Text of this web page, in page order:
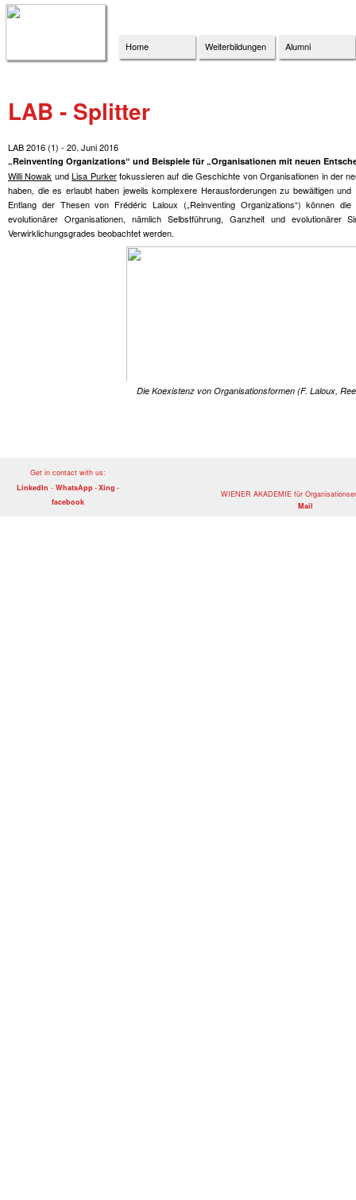
Home Weiterbildungen Alumni
LAB - Splitter
LAB 2016 (1) - 20. Juni 2016
„Reinventing Organizations“ und Beispiele für „Organisationen mit neuen
Willi Nowak undLisa Purkerfokussieren auf die Geschichte von Organisationen in der
haben, die es erlaubt haben jeweils komplexere Herausforderungen zu bewältigen
Entlang der Thesen von Frédéric Laloux („Reinventing Organizations“) können
evolutionärer Organisationen, nämlich Selbstführung, Ganzheit und evolutionärer
Verwirklichungsgrades beobachtet werden.
Get in contact with us:
LinkedIn - WhatsApp-Xing -
facebook
WIENER AKADEMIE für
Mail